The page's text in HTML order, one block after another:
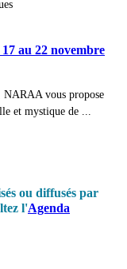
au 22 novembre
vous propose
et mystique de ...
ou diffusés par
l'Agenda